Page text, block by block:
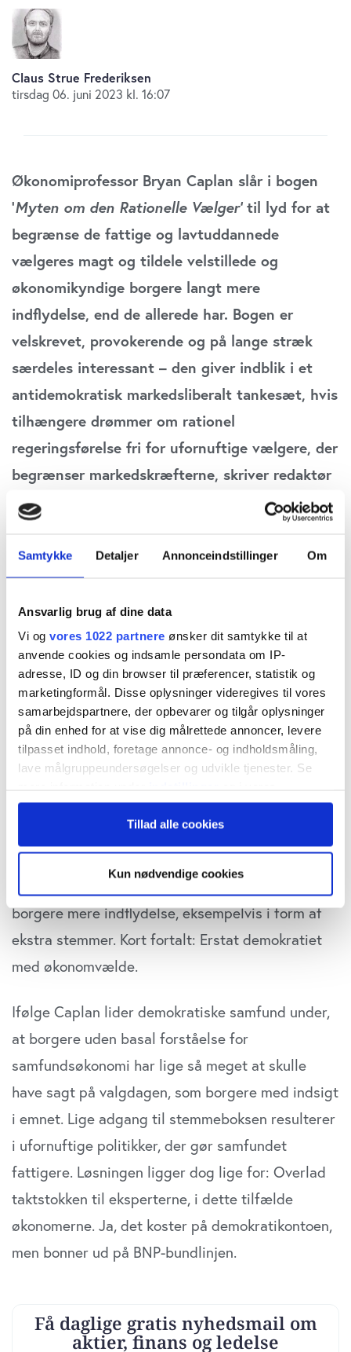
Samtykke Detaljer Annonceindstillinger Om
Ansvarlig brug af dine data
Vi og vores 1022 partnere ønsker dit samtykke til at
anvende cookies og indsamle persondata om IP-
adresse, ID og din browser til præferencer, statistik og
marketingformål. Disse oplysninger videregives til vores
samarbejdspartnere, der opbevarer og tilgår oplysninger
på din enhed for at vise dig målrettede annoncer, levere
tilpasset indhold, foretage annonce- og indholdsmåling,
lave målgruppeundersøgelser og udvikle tjenester. Se
persondatapolitik. Du kan altid trække dit samtykke
tilbage eller ændre indstillinger fra vores
"Cookiedeklaration", eller ved at trykke på "Privacy
Hvis du tillader det, vil vi også gerne:
Indsamle præcise oplysninger om din placering,
der kan være nøjagtig inden for få meter
Identificere din enhed baseret på en scanning af
Vi bruger cookies til at tilpasse vores indhold og
annoncer, til at vise dig funktioner til sociale medier og til
at analysere vores trafik. Vi deler også oplysninger om
din brug af vores website med vores partnere inden for
sociale medier, annonceringspartnere og
analysepartnere. Vores partnere kan kombinere disse
data med andre oplysninger, du har givet dem, eller som
de har indsamlet fra din brug af deres tjenester. Du
anvende vores hjemmeside.
Tillad alle cookies
Kun nødvendige cookies
Claus Strue Frederiksen
tirsdag 06. juni 2023 kl. 16:07
Økonomiprofessor Bryan Caplan slår i bogen
’Myten om den Rationelle Vælger’til lyd for at
begrænse de fattige og lavtuddannede
vælgeres magt og tildele velstillede og
økonomikyndige borgere langt mere
indflydelse, end de allerede har. Bogen er
velskrevet, provokerende og på lange stræk
særdeles interessant – den giver indblik i et
antidemokratisk markedsliberalt tankesæt, hvis
tilhængere drømmer om rationel
regeringsførelse fri for ufornuftige vælgere, der
begrænser markedskræfterne, skriver redaktør
Claus Strue Frederiksen i denne anmeldelse.
Selvom det lyder naivt at lade de velhavende
passe på de fattiges interesser, så er det groft
håber på at stille samfundet bedre, men de
veluddannede er mere tilbøjelige til at få arbejdet
gjort. (Bryan Caplan, Myten om den rationelle
vælger, 2022)
Bryan Caplans bestseller ’The Myth of the
Rational Voter’ udkom sidste år i en dansk udgave
ved forlaget Paludan. I bogen konkluderer Caplan,
der er professor i økonomi ved George Mason
University, at vi bør opgive princippetén mand,
og i stedet tildele økonomikyndige
borgere mere indflydelse, eksempelvis i form af
ekstra stemmer. Kort fortalt: Erstat demokratiet
med økonomvælde.
Ifølge Caplan lider demokratiske samfund under,
at borgere uden basal forståelse for
samfundsøkonomi har lige så meget at skulle
have sagt på valgdagen, som borgere med indsigt
i emnet. Lige adgang til stemmeboksen resulterer
i ufornuftige politikker, der gør samfundet
fattigere. Løsningen ligger dog lige for: Overlad
taktstokken til eksperterne, i dette tilfælde
økonomerne. Ja, det koster på demokratikontoen,
men bonner ud på BNP-bundlinjen.